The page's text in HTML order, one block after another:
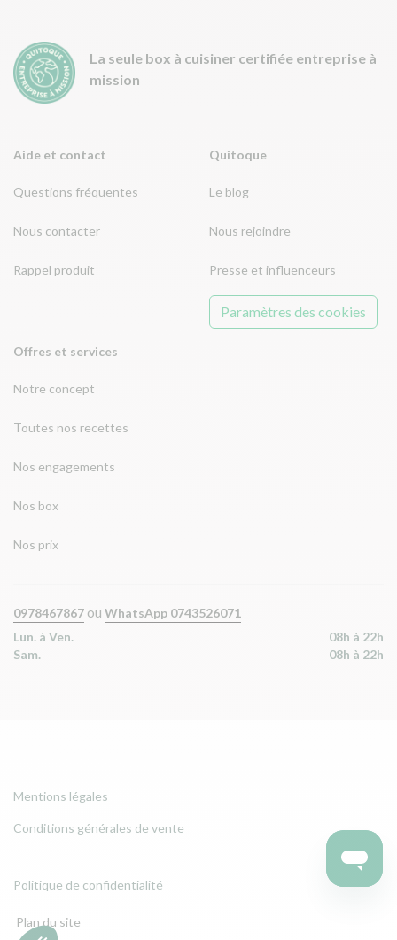
Aide et contact
Questions fréquentes
Nous contacter
Rappel produit
Offres et services
Notre concept
Toutes nos recettes
Nos engagements
Nos box
Nos prix
Quitoque
Le blog
Nous rejoindre
Presse et influenceurs
Paramètres des cookies
La seule box à cuisiner certifiée entreprise à
mission
0978467867 ou WhatsApp 0743526071
Lun. à Ven.
08h à 22h
Sam.
08h à 22h
Mentions légales
Conditions générales de vente
Politique de confidentialité
Plan du site